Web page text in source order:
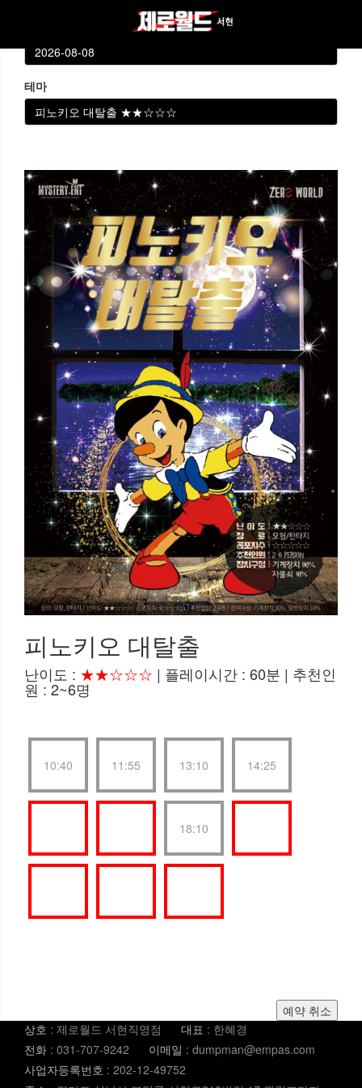
테마
피노키오 대탈출
난이도 : ★★☆☆☆ | 플레이시간 : 60분 | 추천인
원 : 2~6명
10:40 11:55 13:10 14:25
18:10
예약 취소
상호 : 제로월드 서현직영점 대표 : 한혜경
전화 : 031-707-9242 이메일 : dumpman@empas.com
사업자등록번호 : 202-12-49752